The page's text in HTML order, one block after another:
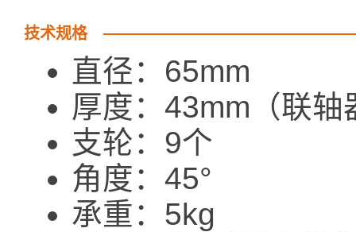
技术规格
直径：65mm
厚度：43mm（联轴
支轮：9个
角度：45°
承重：5kg